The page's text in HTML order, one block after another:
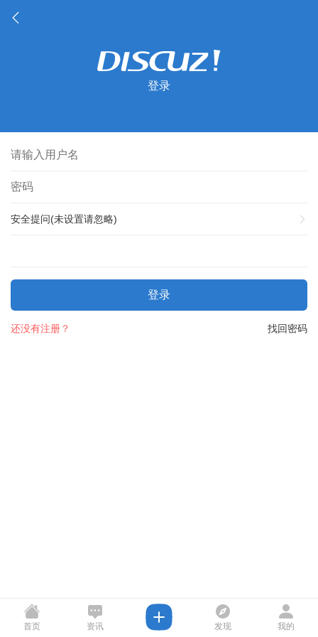
登录
安全提问(未设置请忽略)
登录
找回密码
还没有注册？
首页 资讯 发现 我的